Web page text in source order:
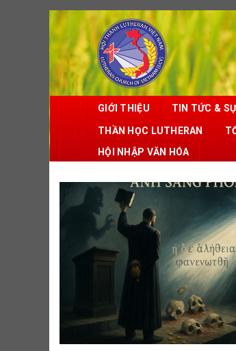
Skip
to
content
GIỚI THIỆU TIN TỨC &
THẦN HỌC LUTHERAN
HỘI NHẬP VĂN HÓA